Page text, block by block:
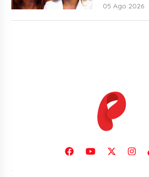
05 Ago 2026